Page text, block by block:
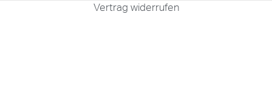
Vertrag widerrufen